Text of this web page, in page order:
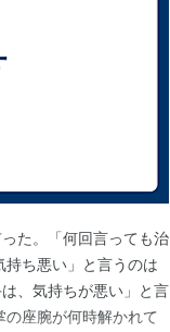
た。「何回言っても治
ち悪い」と言うのは
、気持ちが悪い」と言
座腕が何時解かれて